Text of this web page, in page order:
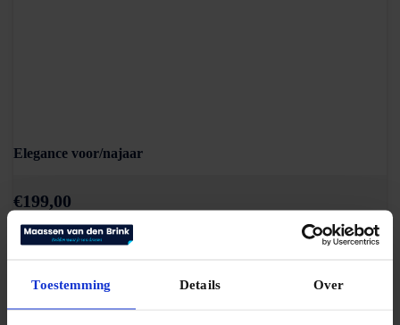
Toestemming Details Over
Elegance voor/najaar
€199,00
Bekijk product